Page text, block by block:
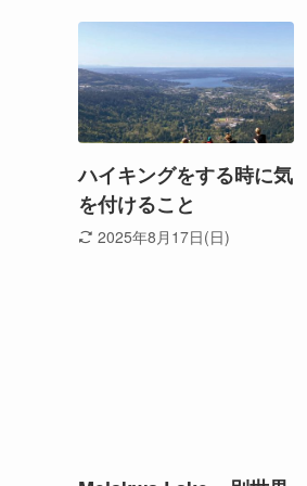
ハイキングをする時に気
を付けること
2025年8月17日(日)